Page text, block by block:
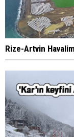
Rize-Artvin